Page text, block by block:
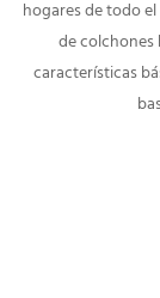
hogares de todo
de colchones
características